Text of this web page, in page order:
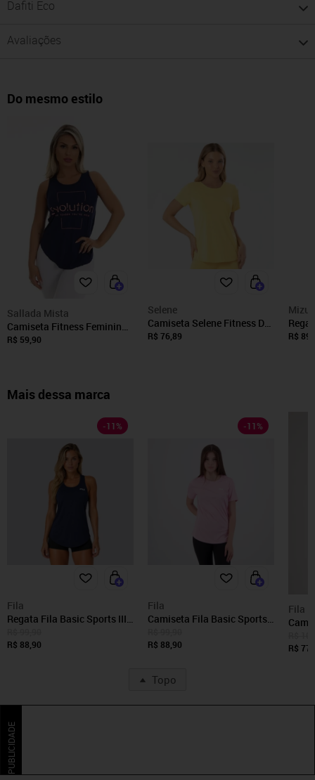
Dafiti Eco
Avaliações
Do mesmo estilo
Sallada Mista
Camiseta Fitness Feminina
Academia Azul Evolution
R$ 59,90
Selene
Camiseta Selene Fitness Dry
Fit Manga Curta Microfuros
R$ 76,89 R$
Mais dessa marca
-11 %
Fila
Regata Fila Basic Sports III
R$ 88,90
-11 %
Fila
Camiseta Fila Basic Sports
R$ 88,90
Fila
R$
Topo
PUBLICIDADE